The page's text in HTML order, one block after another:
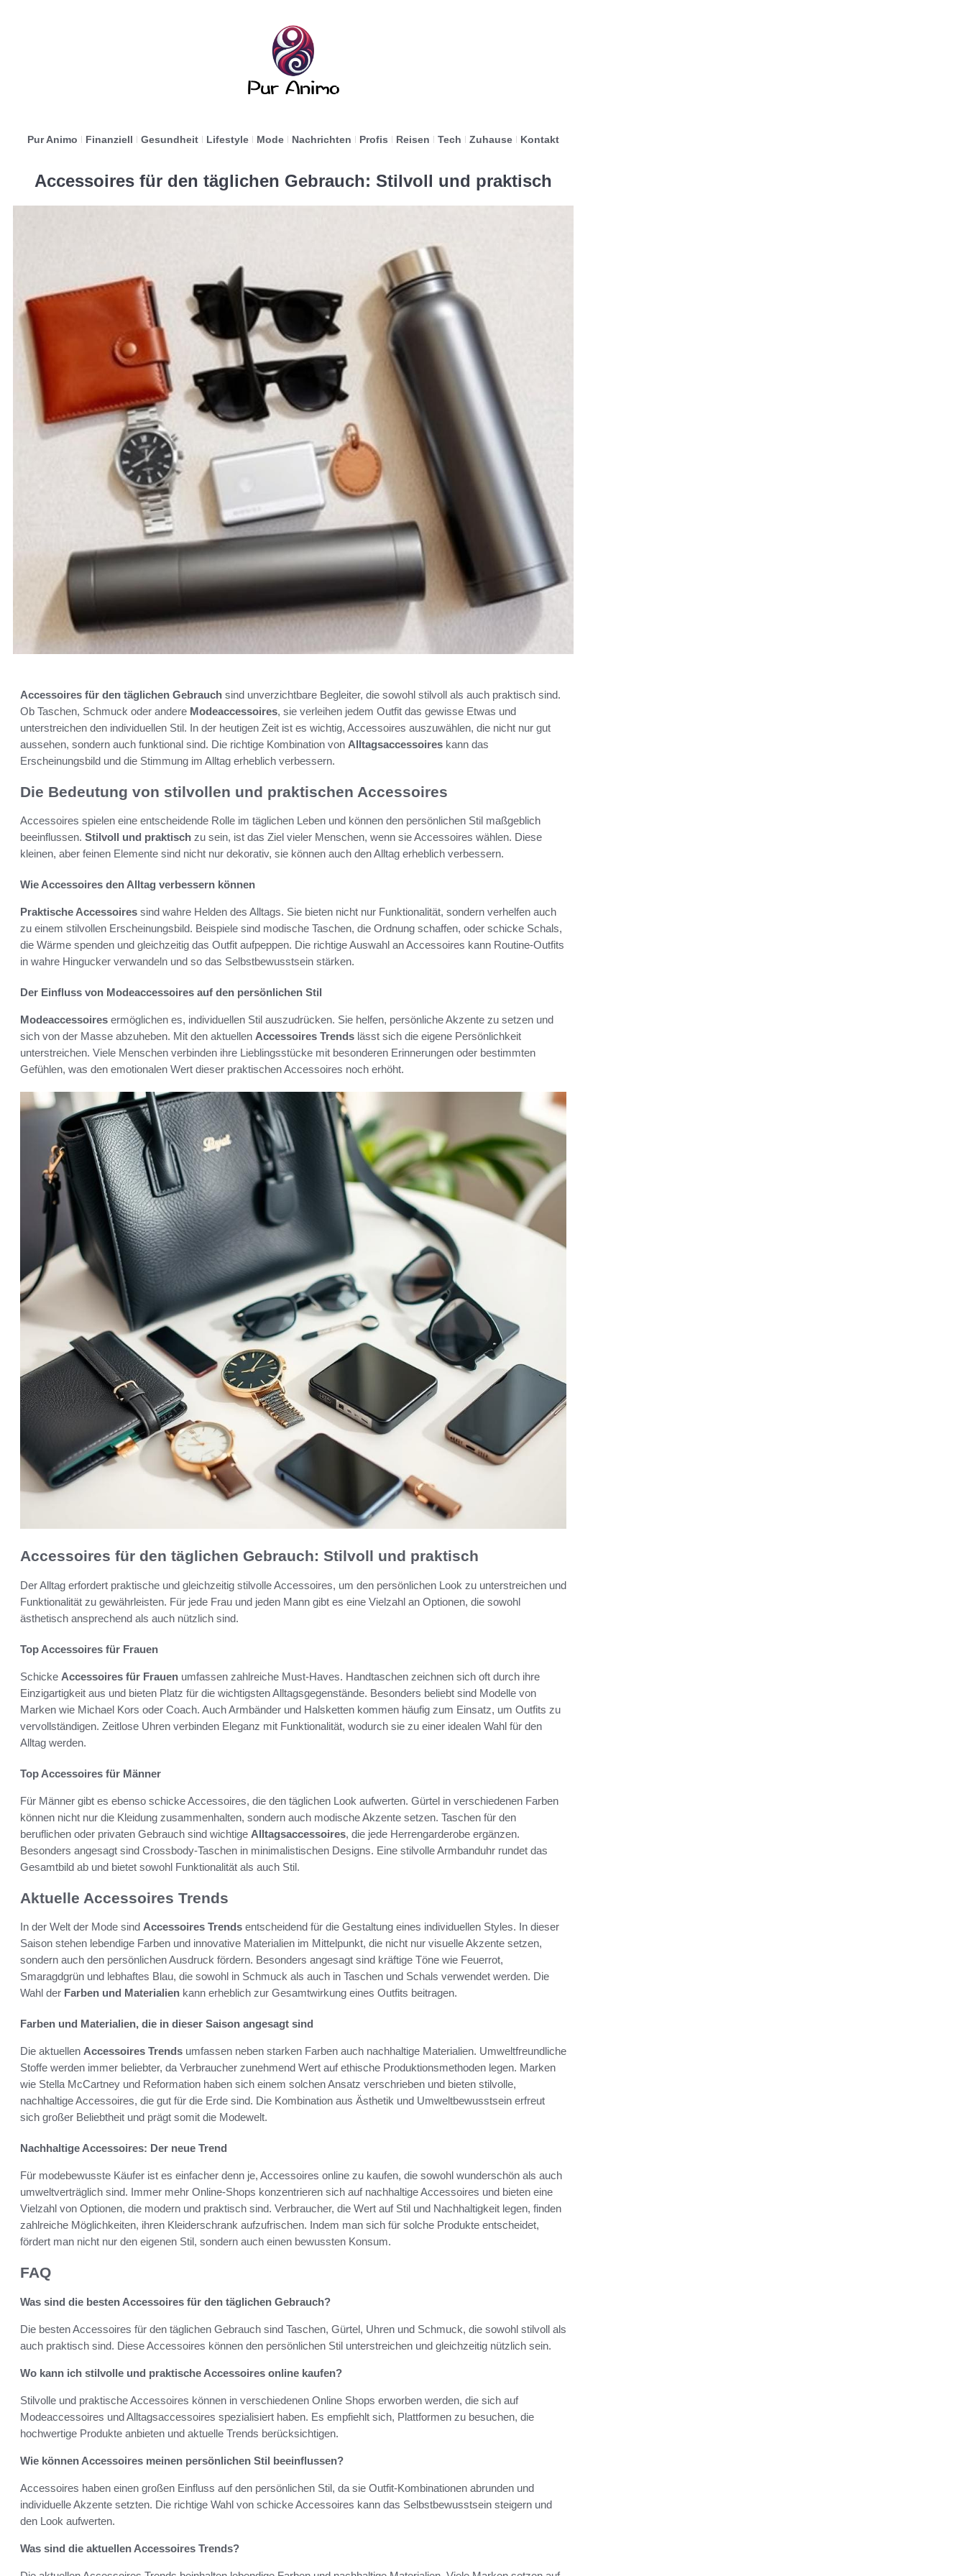
Pur Animo Finanziell Gesundheit Lifestyle Mode Nachrichten Profis Reisen Tech Zuhause Kontakt
Accessoires für den täglichen Gebrauch: Stilvoll und praktisch
Accessoires für den täglichen Gebrauch sind unverzichtbare Begleiter, die sowohl stilvoll als auch praktisch sind.
Ob Taschen, Schmuck oder andere Modeaccessoires, sie verleihen jedem Outfit das gewisse Etwas und
unterstreichen den individuellen Stil. In der heutigen Zeit ist es wichtig, Accessoires auszuwählen, die nicht nur gut
aussehen, sondern auch funktional sind. Die richtige Kombination von Alltagsaccessoires kann das
Erscheinungsbild und die Stimmung im Alltag erheblich verbessern.
Die Bedeutung von stilvollen und praktischen Accessoires
Accessoires spielen eine entscheidende Rolle im täglichen Leben und können den persönlichen Stil maßgeblich
beeinflussen. Stilvoll und praktisch zu sein, ist das Ziel vieler Menschen, wenn sie Accessoires wählen. Diese
kleinen, aber feinen Elemente sind nicht nur dekorativ, sie können auch den Alltag erheblich verbessern.
Wie Accessoires den Alltag verbessern können
Praktische Accessoires sind wahre Helden des Alltags. Sie bieten nicht nur Funktionalität, sondern verhelfen auch
zu einem stilvollen Erscheinungsbild. Beispiele sind modische Taschen, die Ordnung schaffen, oder schicke Schals,
die Wärme spenden und gleichzeitig das Outfit aufpeppen. Die richtige Auswahl an Accessoires kann Routine-Outfits
in wahre Hingucker verwandeln und so das Selbstbewusstsein stärken.
Der Einfluss von Modeaccessoires auf den persönlichen Stil
Modeaccessoires ermöglichen es, individuellen Stil auszudrücken. Sie helfen, persönliche Akzente zu setzen und
sich von der Masse abzuheben. Mit den aktuellen Accessoires Trends lässt sich die eigene Persönlichkeit
unterstreichen. Viele Menschen verbinden ihre Lieblingsstücke mit besonderen Erinnerungen oder bestimmten
Gefühlen, was den emotionalen Wert dieser praktischen Accessoires noch erhöht.
Accessoires für den täglichen Gebrauch: Stilvoll und praktisch
Der Alltag erfordert praktische und gleichzeitig stilvolle Accessoires, um den persönlichen Look zu unterstreichen und
Funktionalität zu gewährleisten. Für jede Frau und jeden Mann gibt es eine Vielzahl an Optionen, die sowohl
ästhetisch ansprechend als auch nützlich sind.
Top Accessoires für Frauen
Schicke Accessoires für Frauen umfassen zahlreiche Must-Haves. Handtaschen zeichnen sich oft durch ihre
Einzigartigkeit aus und bieten Platz für die wichtigsten Alltagsgegenstände. Besonders beliebt sind Modelle von
Marken wie Michael Kors oder Coach. Auch Armbänder und Halsketten kommen häufig zum Einsatz, um Outfits zu
vervollständigen. Zeitlose Uhren verbinden Eleganz mit Funktionalität, wodurch sie zu einer idealen Wahl für den
Alltag werden.
Top Accessoires für Männer
Für Männer gibt es ebenso schicke Accessoires, die den täglichen Look aufwerten. Gürtel in verschiedenen Farben
können nicht nur die Kleidung zusammenhalten, sondern auch modische Akzente setzen. Taschen für den
beruflichen oder privaten Gebrauch sind wichtige Alltagsaccessoires, die jede Herrengarderobe ergänzen.
Besonders angesagt sind Crossbody-Taschen in minimalistischen Designs. Eine stilvolle Armbanduhr rundet das
Gesamtbild ab und bietet sowohl Funktionalität als auch Stil.
Aktuelle Accessoires Trends
In der Welt der Mode sind Accessoires Trends entscheidend für die Gestaltung eines individuellen Styles. In dieser
Saison stehen lebendige Farben und innovative Materialien im Mittelpunkt, die nicht nur visuelle Akzente setzen,
sondern auch den persönlichen Ausdruck fördern. Besonders angesagt sind kräftige Töne wie Feuerrot,
Smaragdgrün und lebhaftes Blau, die sowohl in Schmuck als auch in Taschen und Schals verwendet werden. Die
Wahl der Farben und Materialien kann erheblich zur Gesamtwirkung eines Outfits beitragen.
Farben und Materialien, die in dieser Saison angesagt sind
Die aktuellen Accessoires Trends umfassen neben starken Farben auch nachhaltige Materialien. Umweltfreundliche
Stoffe werden immer beliebter, da Verbraucher zunehmend Wert auf ethische Produktionsmethoden legen. Marken
wie Stella McCartney und Reformation haben sich einem solchen Ansatz verschrieben und bieten stilvolle,
nachhaltige Accessoires, die gut für die Erde sind. Die Kombination aus Ästhetik und Umweltbewusstsein erfreut
sich großer Beliebtheit und prägt somit die Modewelt.
Nachhaltige Accessoires: Der neue Trend
Für modebewusste Käufer ist es einfacher denn je, Accessoires online zu kaufen, die sowohl wunderschön als auch
umweltverträglich sind. Immer mehr Online-Shops konzentrieren sich auf nachhaltige Accessoires und bieten eine
Vielzahl von Optionen, die modern und praktisch sind. Verbraucher, die Wert auf Stil und Nachhaltigkeit legen, finden
zahlreiche Möglichkeiten, ihren Kleiderschrank aufzufrischen. Indem man sich für solche Produkte entscheidet,
fördert man nicht nur den eigenen Stil, sondern auch einen bewussten Konsum.
FAQ
Was sind die besten Accessoires für den täglichen Gebrauch?
Die besten Accessoires für den täglichen Gebrauch sind Taschen, Gürtel, Uhren und Schmuck, die sowohl stilvoll als
auch praktisch sind. Diese Accessoires können den persönlichen Stil unterstreichen und gleichzeitig nützlich sein.
Wo kann ich stilvolle und praktische Accessoires online kaufen?
Stilvolle und praktische Accessoires können in verschiedenen Online Shops erworben werden, die sich auf
Modeaccessoires und Alltagsaccessoires spezialisiert haben. Es empfiehlt sich, Plattformen zu besuchen, die
hochwertige Produkte anbieten und aktuelle Trends berücksichtigen.
Wie können Accessoires meinen persönlichen Stil beeinflussen?
Accessoires haben einen großen Einfluss auf den persönlichen Stil, da sie Outfit-Kombinationen abrunden und
individuelle Akzente setzten. Die richtige Wahl von schicke Accessoires kann das Selbstbewusstsein steigern und
den Look aufwerten.
Was sind die aktuellen Accessoires Trends?